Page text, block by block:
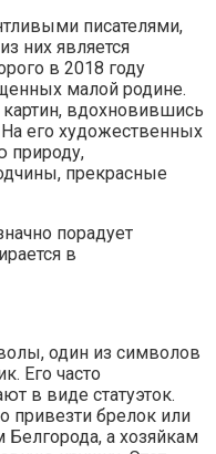
писателями,
них является
в 2018 году
малой родине.
вдохновившись
его художественных
природу,
прекрасные
порадует
в
один из символов
Его часто
в виде статуэток.
привезти брелок или
а хозяйкам